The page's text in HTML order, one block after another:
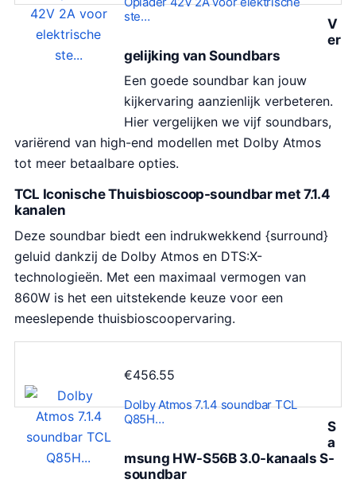
ste…
V
er
gelijking van Soundbars
Een goede soundbar kan jouw
kijkervaring aanzienlijk verbeteren.
Hier vergelijken we vijf soundbars,
variërend van high-end modellen met Dolby Atmos
tot meer betaalbare opties.
TCL Iconische Thuisbioscoop-soundbar met 7.1.4
kanalen
Deze soundbar biedt een indrukwekkend {surround}
geluid dankzij de Dolby Atmos en DTS:X-
technologieën. Met een maximaal vermogen van
860W is het een uitstekende keuze voor een
meeslepende thuisbioscoopervaring.
€456.55
Dolby Atmos 7.1.4 soundbar TCL
Q85H…
S
a
msung HW-S56B 3.0-kanaals S-
soundbar